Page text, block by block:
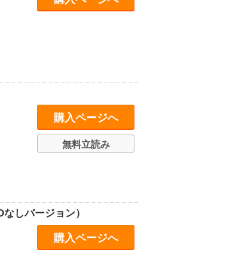
購入ページへ
無料立読み
しバージョン）
購入ページへ